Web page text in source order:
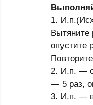
1.
Вытяните
опустите
2. И.п. —
— 5 раз,
3. И.п. —